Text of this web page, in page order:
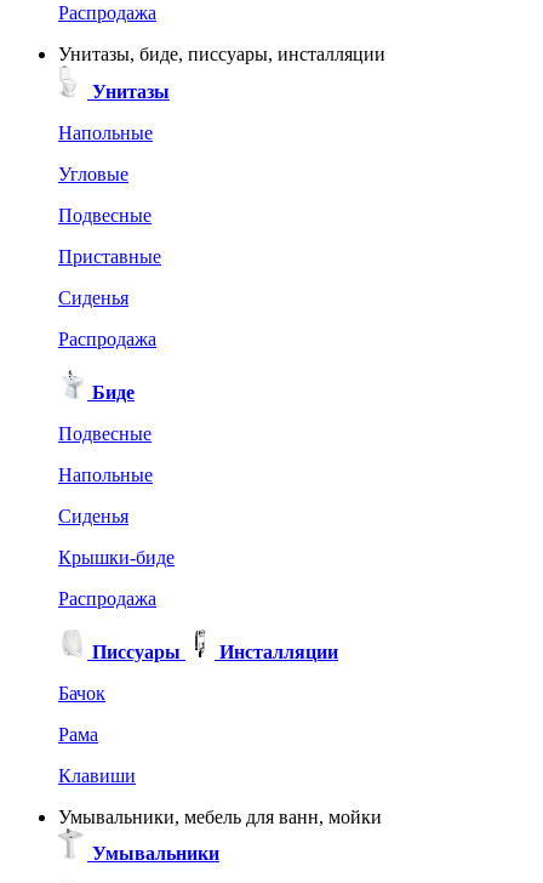
Распродажа
Унитазы, биде, писсуары, инсталляции
Унитазы
Напольные
Угловые
Подвесные
Приставные
Сиденья
Распродажа
Биде
Подвесные
Напольные
Сиденья
Крышки-биде
Распродажа
Писсуары
Инсталляции
Бачок
Рама
Клавиши
Умывальники, мебель для ванн, мойки
Умывальники